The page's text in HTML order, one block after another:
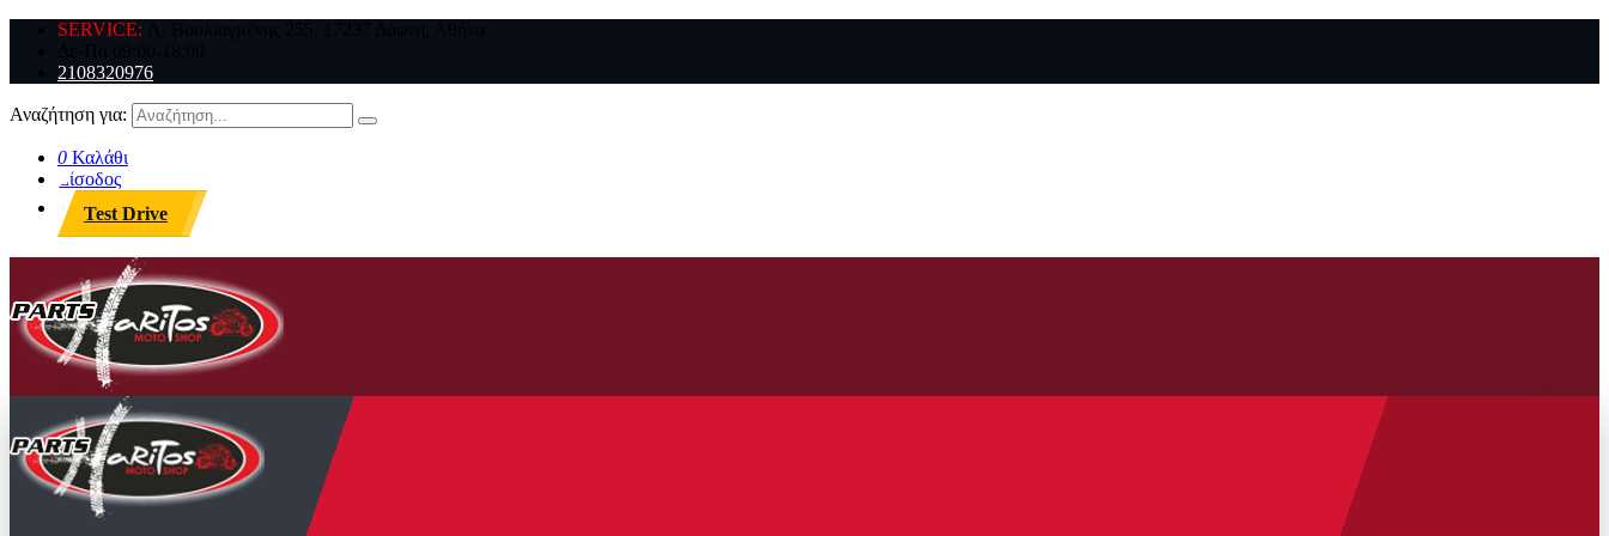
SERVICE:
2108320976
Αναζήτηση για:
0 Καλάθι
Είσοδος
Test Drive